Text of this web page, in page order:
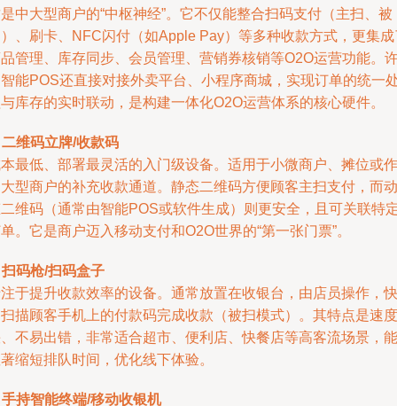
中大型商户的“中枢神经”。它不仅能整合扫码支付（主扫、被
、刷卡、NFC闪付（如Apple Pay）等多种收款方式，更集成
管理、库存同步、会员管理、营销券核销等O2O运营功能。
能POS还直接对接外卖平台、小程序商城，实现订单的统一
库存的实时联动，是构建一体化O2O运营体系的核心硬件。
二维码立牌/收款码
最低、部署最灵活的入门级设备。适用于小微商户、摊位或作
型商户的补充收款通道。静态二维码方便顾客主扫支付，而动
维码（通常由智能POS或软件生成）则更安全，且可关联特
。它是商户迈入移动支付和O2O世界的“第一张门票”。
扫码枪/扫码盒子
于提升收款效率的设备。通常放置在收银台，由店员操作，快
描顾客手机上的付款码完成收款（被扫模式）。其特点是速度
不易出错，非常适合超市、便利店、快餐店等高客流场景，能
缩短排队时间，优化线下体验。
手持智能终端/移动收银机